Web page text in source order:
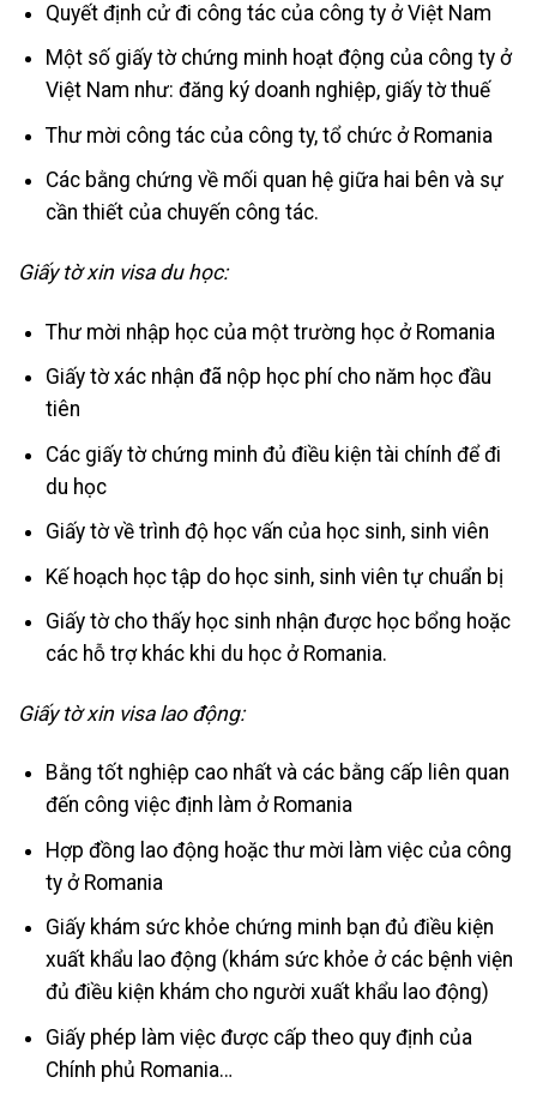
Quyết định cử đi công tác của công ty ở Việt Nam
Một số giấy tờ chứng minh hoạt động của công ty ở
Việt Nam như: đăng ký doanh nghiệp, giấy tờ thuế
Thư mời công tác của công ty, tổ chức ở Romania
Các bằng chứng về mối quan hệ giữa hai bên và sự
cần thiết của chuyến công tác.
Giấy tờ xin visa du học:
Thư mời nhập học của một trường học ở Romania
Giấy tờ xác nhận đã nộp học phí cho năm học đầu
tiên
Các giấy tờ chứng minh đủ điều kiện tài chính để đi
du học
Giấy tờ về trình độ học vấn của học sinh, sinh viên
Kế hoạch học tập do học sinh, sinh viên tự chuẩn bị
Giấy tờ cho thấy học sinh nhận được học bổng hoặc
các hỗ trợ khác khi du học ở Romania.
Giấy tờ xin visa lao động:
Bằng tốt nghiệp cao nhất và các bằng cấp liên quan
đến công việc định làm ở Romania
Hợp đồng lao động hoặc thư mời làm việc của công
ty ở Romania
Giấy khám sức khỏe chứng minh bạn đủ điều kiện
xuất khẩu lao động (khám sức khỏe ở các bệnh viện
đủ điều kiện khám cho người xuất khẩu lao động)
Giấy phép làm việc được cấp theo quy định của
Chính phủ Romania…